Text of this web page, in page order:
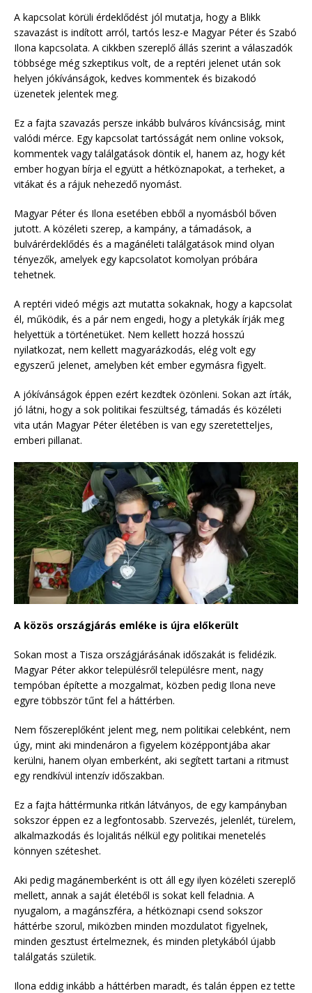
A kapcsolat körüli érdeklődést jól mutatja, hogy a Blikk
szavazást is indított arról, tartós lesz-e Magyar Péter és Szabó
Ilona kapcsolata. A cikkben szereplő állás szerint a válaszadók
többsége még szkeptikus volt, de a reptéri jelenet után sok
helyen jókívánságok, kedves kommentek és bizakodó
üzenetek jelentek meg.
Ez a fajta szavazás persze inkább bulváros kíváncsiság, mint
valódi mérce. Egy kapcsolat tartósságát nem online voksok,
kommentek vagy találgatások döntik el, hanem az, hogy két
ember hogyan bírja el együtt a hétköznapokat, a terheket, a
vitákat és a rájuk nehezedő nyomást.
Magyar Péter és Ilona esetében ebből a nyomásból bőven
jutott. A közéleti szerep, a kampány, a támadások, a
bulvárérdeklődés és a magánéleti találgatások mind olyan
tényezők, amelyek egy kapcsolatot komolyan próbára
tehetnek.
A reptéri videó mégis azt mutatta sokaknak, hogy a kapcsolat
él, működik, és a pár nem engedi, hogy a pletykák írják meg
helyettük a történetüket. Nem kellett hozzá hosszú
nyilatkozat, nem kellett magyarázkodás, elég volt egy
egyszerű jelenet, amelyben két ember egymásra figyelt.
A jókívánságok éppen ezért kezdtek özönleni. Sokan azt írták,
jó látni, hogy a sok politikai feszültség, támadás és közéleti
vita után Magyar Péter életében is van egy szeretetteljes,
emberi pillanat.
A közös országjárás emléke is újra előkerült
Sokan most a Tisza országjárásának időszakát is felidézik.
Magyar Péter akkor településről településre ment, nagy
tempóban építette a mozgalmat, közben pedig Ilona neve
egyre többször tűnt fel a háttérben.
Nem főszereplőként jelent meg, nem politikai celebként, nem
úgy, mint aki mindenáron a figyelem középpontjába akar
kerülni, hanem olyan emberként, aki segített tartani a ritmust
egy rendkívül intenzív időszakban.
Ez a fajta háttérmunka ritkán látványos, de egy kampányban
sokszor éppen ez a legfontosabb. Szervezés, jelenlét, türelem,
alkalmazkodás és lojalitás nélkül egy politikai menetelés
könnyen széteshet.
Aki pedig magánemberként is ott áll egy ilyen közéleti szereplő
mellett, annak a saját életéből is sokat kell feladnia. A
nyugalom, a magánszféra, a hétköznapi csend sokszor
háttérbe szorul, miközben minden mozdulatot figyelnek,
minden gesztust értelmeznek, és minden pletykából újabb
találgatás születik.
Ilona eddig inkább a háttérben maradt, és talán éppen ez tette